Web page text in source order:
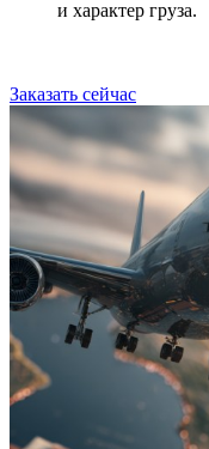
и характер груза.
Заказать сейчас